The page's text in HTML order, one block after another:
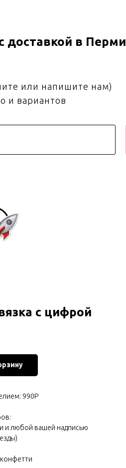
доставкой в Перми
или напишите нам)
и вариантов
с цифрой
990Р
и любой вашей надписью